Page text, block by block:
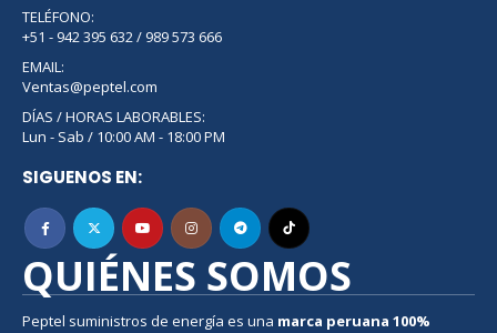
TELÉFONO:
+51 - 942 395 632 / 989 573 666
EMAIL:
Ventas@peptel.com
DÍAS / HORAS LABORABLES:
Lun - Sab / 10:00 AM - 18:00 PM
SIGUENOS EN:
QUIÉNES SOMOS
Peptel suministros de energía es una marca peruana 100%